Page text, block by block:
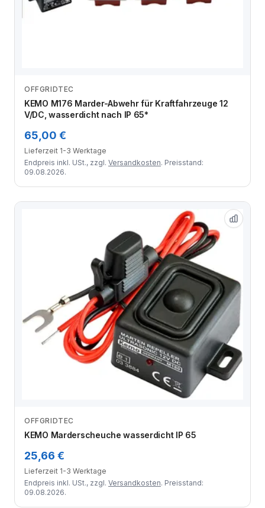
OFFGRIDTEC
KEMO M176 Marder-Abwehr für Kraftfahrzeuge 12
V/DC, wasserdicht nach IP 65*
65,00 €
Lieferzeit 1-3 Werktage
Endpreis inkl. USt., zzgl. Versandkosten. Preisstand:
09.08.2026.
OFFGRIDTEC
KEMO Marderscheuche wasserdicht IP 65
25,66 €
Lieferzeit 1-3 Werktage
Endpreis inkl. USt., zzgl. Versandkosten. Preisstand:
09.08.2026.